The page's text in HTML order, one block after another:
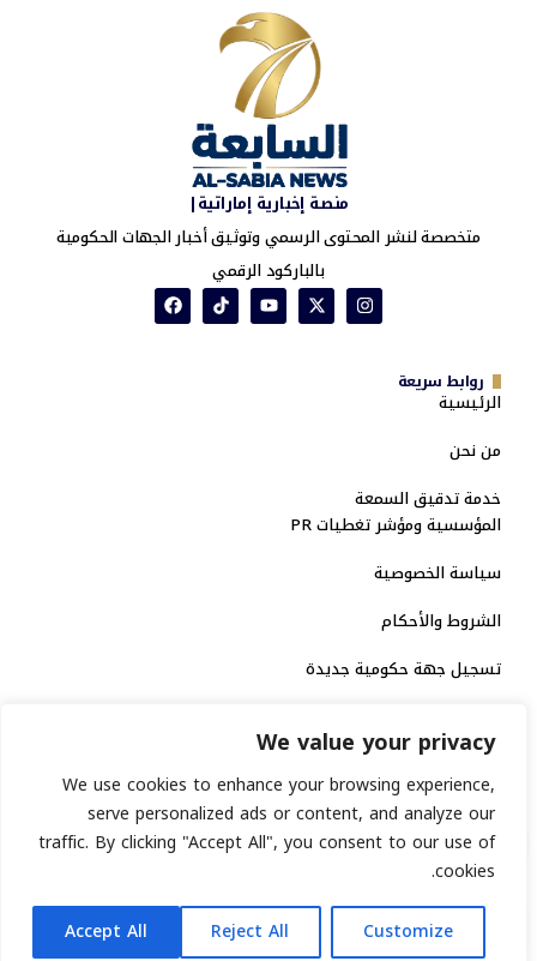
We value your privacy
We use cookies to enhance your browsing experience,
serve personalized ads or content, and analyze our
traffic. By clicking "Accept All", you consent to our use of
cookies.
Customize
Reject All
Accept All
منصة إخبارية إماراتية|
متخصصة لنشر المحتوى الرسمي وتوثيق أخبار الجهات الحكومية
بالباركود الرقمي
روابط سريعة
الرئيسية
من نحن
خدمة تدقيق السمعة
المؤسسية ومؤشر تغطيات PR
سياسة الخصوصية
الشروط والأحكام
تسجيل جهة حكومية جديدة
الاعتماد الرسمي
منصة إخبارية مرخصة
رقم الترخيص الاتحادي : 8793134
جميع حقوق التوثيق الرقمي محفوظة لمنصة السابعة © 2026. AR
انشر خبرك